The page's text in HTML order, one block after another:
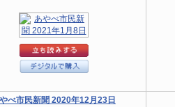
べ市民新聞 2020年12月23日